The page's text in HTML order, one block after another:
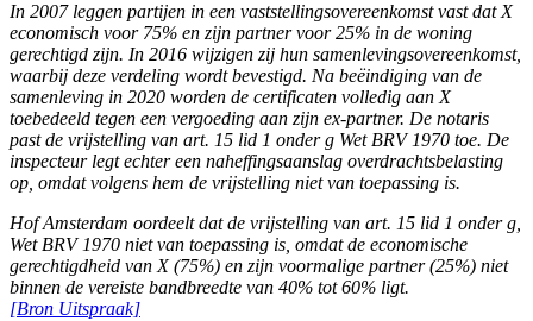
In 2007 leggen partijen in een vaststellingsovereenkomst vast dat X
economisch voor 75% en zijn partner voor 25% in de woning
gerechtigd zijn. In 2016 wijzigen zij hun samenlevingsovereenkomst,
waarbij deze verdeling wordt bevestigd. Na beëindiging van de
samenleving in 2020 worden de certificaten volledig aan X
toebedeeld tegen een vergoeding aan zijn ex-partner. De notaris
past de vrijstelling van art. 15 lid 1 onder g Wet BRV 1970 toe. De
inspecteur legt echter een naheffingsaanslag overdrachtsbelasting
op, omdat volgens hem de vrijstelling niet van toepassing is.
Hof Amsterdam oordeelt dat de vrijstelling van art. 15 lid 1 onder g,
Wet BRV 1970 niet van toepassing is, omdat de economische
gerechtigdheid van X (75%) en zijn voormalige partner (25%) niet
binnen de vereiste bandbreedte van 40% tot 60% ligt.
[Bron Uitspraak]